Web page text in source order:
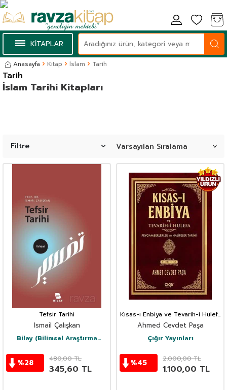
KİTAPLAR
Anasayfa Kitap İslam Tarih
Tarih
İslam Tarihi Kitapları
Filtre
Tefsir Tarihi
İsmail Çalışkan
Bilay (Bilimsel Araştırma
%28 480,00TL
345,60 TL
Kısas-ı Enbiya ve Tevarih-i Hulefa
Peygamberler Ve Halifeler Tarihi
(2 Cilt)
Ahmed Cevdet Paşa
Çığır Yayınları
%45 2.000,00TL
1.100,00 TL